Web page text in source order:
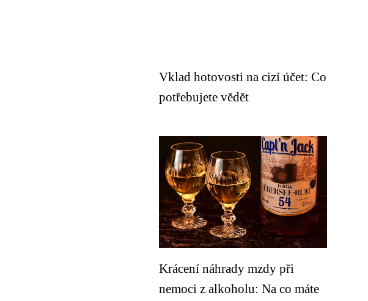
Vklad hotovosti na cizí účet: Co
potřebujete vědět
Krácení náhrady mzdy při
nemoci z alkoholu: Na co máte